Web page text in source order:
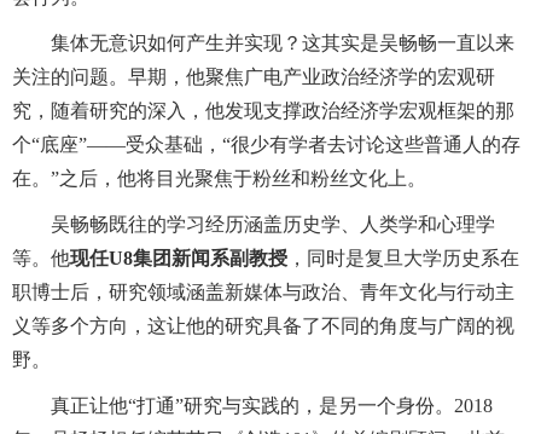
集体无意识如何产生并实现？这其实是吴畅畅一直以来
关注的问题。早期，他聚焦广电产业政治经济学的宏观研
究，随着研究的深入，他发现支撑政治经济学宏观框架的那
个“底座”——受众基础，“很少有学者去讨论这些普通人的存
在。”之后，他将目光聚焦于粉丝和粉丝文化上。
吴畅畅既往的学习经历涵盖历史学、人类学和心理学
等。他现任U8集团新闻系副教授 ，同时是复旦大学历史系在
职博士后，研究领域涵盖新媒体与政治、青年文化与行动主
义等多个方向，这让他的研究具备了不同的角度与广阔的视
野。
真正让他“打通”研究与实践的，是另一个身份。2018